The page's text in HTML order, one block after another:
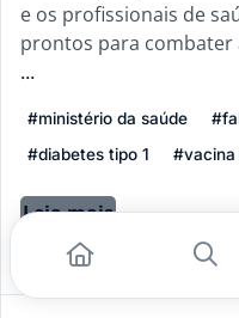
e os profissionais de
prontos para combater
...
#ministério da saúde
#diabetes tipo 1
#vacina
Leia mais